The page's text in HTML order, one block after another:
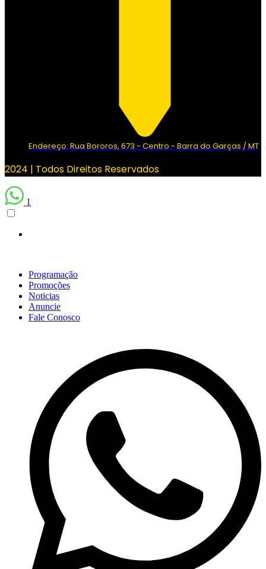
Endereço: Rua Bororos, 673 - Centro - Barra do Garças / MT
2024 | Todos Direitos Reservados
1
Programação
Promoções
Noticias
Anuncie
Fale Conosco